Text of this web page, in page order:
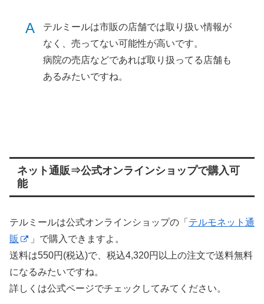
A
テルミールは市販の店舗では取り扱い情報が
なく、売ってない可能性が高いです。
病院の売店などであれば取り扱ってる店舗も
あるみたいですね。
ネット通販⇒公式オンラインショップで購入可
能
テルミールは公式オンラインショップの「 テルモネット通
販
」で購入できますよ。
送料は550円(税込)で、税込4,320円以上の注文で送料無料
になるみたいですね。
詳しくは公式ページでチェックしてみてください。